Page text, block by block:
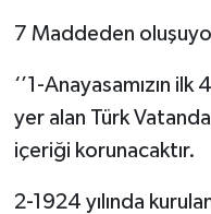
7 Maddeden
‘’1-Anayasamızın
yer alan Türk
içeriği korunacaktır.
2-1924 yılında